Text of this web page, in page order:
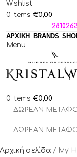
Wishlist
0 items €0,00
ΑΡΧΙΚΗ
BRANDS
Menu
0 items €0,00
ΔΩΡΕΑΝ
ΔΩΡΕΑΝ
Αρχική σελίδα
My